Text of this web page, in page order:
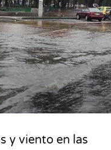
y viento en las